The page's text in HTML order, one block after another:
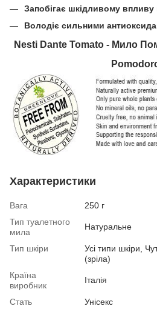
Запобігає шкідливому
Володіє сильними
Nesti Dante Tomato - Мило
Характеристики
Вага
250 г
Тип туалетного
мила
Натуральне
Тип шкіри
Усі типи шкіри,
(зріла)
Країна
виробник
Італія
Стать
Унісекс